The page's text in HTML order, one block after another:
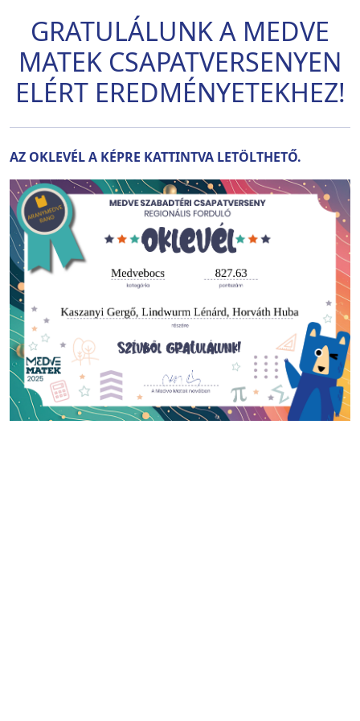
GRATULÁLUNK A MEDVE
MATEK CSAPATVERSENYEN
ELÉRT EREDMÉNYETEKHEZ!
AZ OKLEVÉL A KÉPRE KATTINTVA LETÖLTHETŐ.